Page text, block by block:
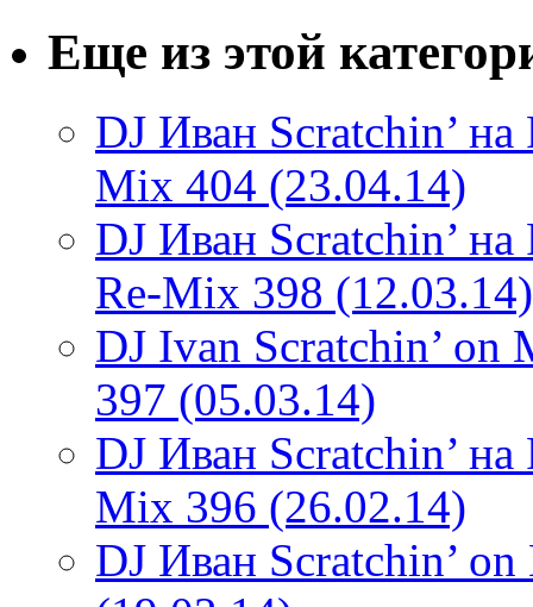
Еще из этой
DJ Иван Scratchin’
Mix 404 (23.04.14)
DJ Иван Scratchin’
Re-Mix 398 (12.03.14)
DJ Ivan Scratchin’
397 (05.03.14)
DJ Иван Scratchin’
Mix 396 (26.02.14)
DJ Иван Scratchin’